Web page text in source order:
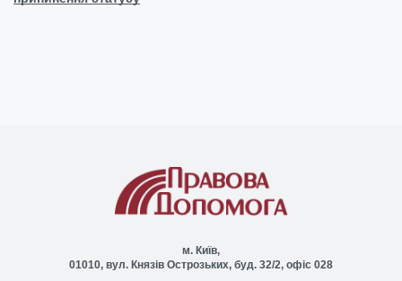
м. Київ,
01010, вул. Князів Острозьких, буд. 32/2, офіс 028